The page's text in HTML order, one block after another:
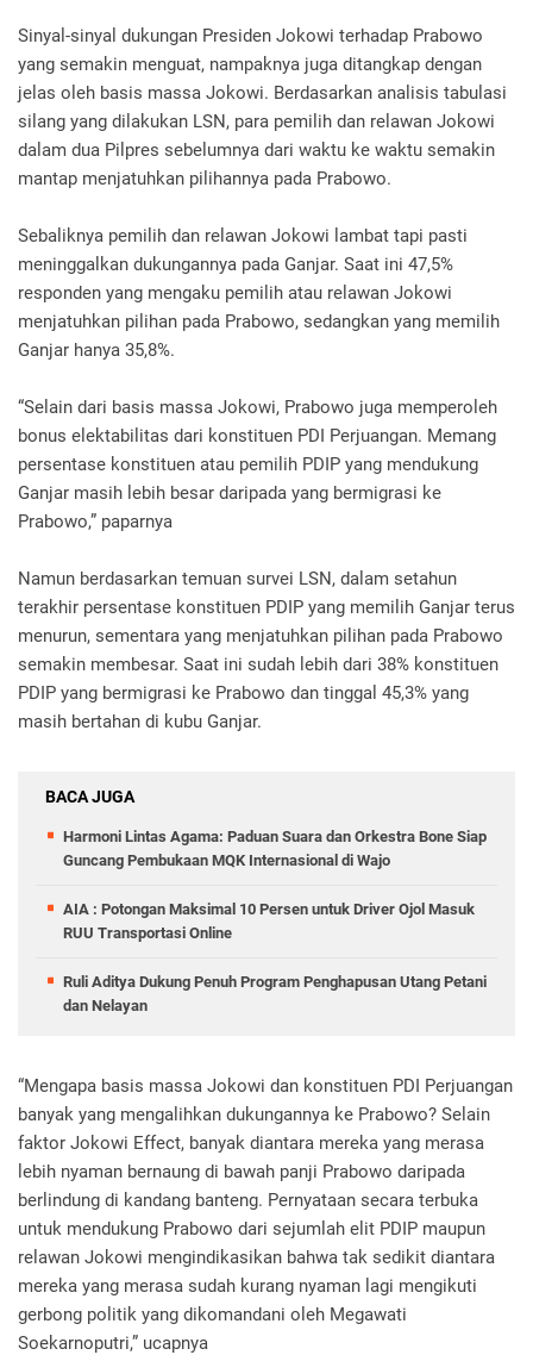
Sinyal-sinyal dukungan Presiden Jokowi terhadap Prabowo
yang semakin menguat, nampaknya juga ditangkap dengan
jelas oleh basis massa Jokowi. Berdasarkan analisis tabulasi
silang yang dilakukan LSN, para pemilih dan relawan Jokowi
dalam dua Pilpres sebelumnya dari waktu ke waktu semakin
mantap menjatuhkan pilihannya pada Prabowo.
Sebaliknya pemilih dan relawan Jokowi lambat tapi pasti
meninggalkan dukungannya pada Ganjar. Saat ini 47,5%
responden yang mengaku pemilih atau relawan Jokowi
menjatuhkan pilihan pada Prabowo, sedangkan yang memilih
Ganjar hanya 35,8%.
“Selain dari basis massa Jokowi, Prabowo juga memperoleh
bonus elektabilitas dari konstituen PDI Perjuangan. Memang
persentase konstituen atau pemilih PDIP yang mendukung
Ganjar masih lebih besar daripada yang bermigrasi ke
Prabowo,” paparnya
Namun berdasarkan temuan survei LSN, dalam setahun
terakhir persentase konstituen PDIP yang memilih Ganjar terus
menurun, sementara yang menjatuhkan pilihan pada Prabowo
semakin membesar. Saat ini sudah lebih dari 38% konstituen
PDIP yang bermigrasi ke Prabowo dan tinggal 45,3% yang
masih bertahan di kubu Ganjar.
BACA JUGA
Harmoni Lintas Agama: Paduan Suara dan Orkestra Bone Siap
Guncang Pembukaan MQK Internasional di Wajo
AIA : Potongan Maksimal 10 Persen untuk Driver Ojol Masuk
RUU Transportasi Online
Ruli Aditya Dukung Penuh Program Penghapusan Utang Petani
dan Nelayan
“Mengapa basis massa Jokowi dan konstituen PDI Perjuangan
banyak yang mengalihkan dukungannya ke Prabowo? Selain
faktor Jokowi Effect, banyak diantara mereka yang merasa
lebih nyaman bernaung di bawah panji Prabowo daripada
berlindung di kandang banteng. Pernyataan secara terbuka
untuk mendukung Prabowo dari sejumlah elit PDIP maupun
relawan Jokowi mengindikasikan bahwa tak sedikit diantara
mereka yang merasa sudah kurang nyaman lagi mengikuti
gerbong politik yang dikomandani oleh Megawati
Soekarnoputri,” ucapnya